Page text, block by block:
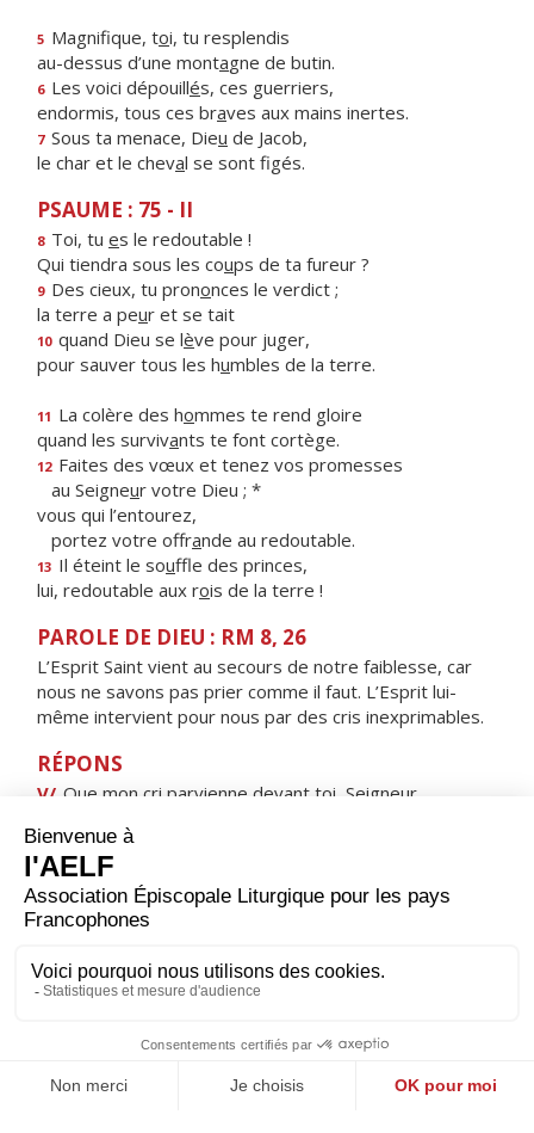
5 Magnifique, toi, tu resplendis
au-dessus d’une montagne de butin.
6 Les voici dépouillés, ces guerriers,
endormis, tous ces braves aux mains inertes.
7 Sous ta menace, Dieu de Jacob,
le char et le cheval se sont figés.
PSAUME : 75 - II
8 Toi, tu es le redoutable !
Qui tiendra sous les coups de ta fureur ?
9 Des cieux, tu prononces le verdict ;
la terre a peur et se tait
10 quand Dieu se lève pour juger,
pour sauver tous les humbles de la terre.
11 La colère des hommes te rend gloire
quand les survivants te font cortège.
12 Faites des vœux et tenez vos promesses
au Seigneur votre Dieu ; *
vous qui l’entourez,
portez votre offrande au redoutable.
13 Il éteint le souffle des princes,
lui, redoutable aux rois de la terre !
PAROLE DE DIEU : RM 8, 26
L’Esprit Saint vient au secours de notre faiblesse, car
nous ne savons pas prier comme il faut. L’Esprit lui-
même intervient pour nous par des cris inexprimables.
RÉPONS
V/ Que mon cri parvienne devant toi, Seigneur,
ORAISON
Dieu puissant de qui vient tout don parfait, enracine en
nos cœurs l'amour de ton nom ; resserre nos liens avec
nous avec sollicitude, pour protéger ce que tu as fait
grandir.